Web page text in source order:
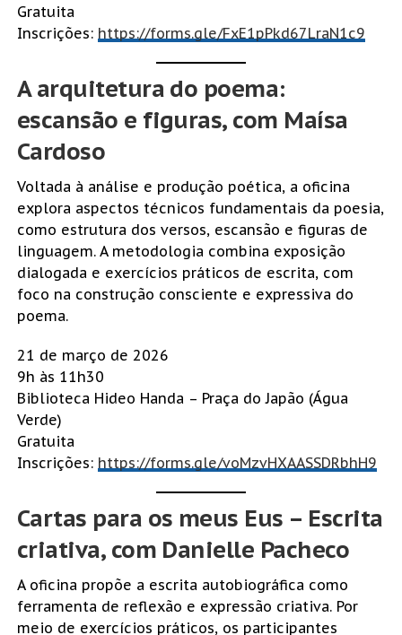
Gratuita
Inscrições: https://forms.gle/FxE1pPkd67LraN1c9
A arquitetura do poema:
escansão e figuras, com Maísa
Cardoso
Voltada à análise e produção poética, a oficina
explora aspectos técnicos fundamentais da poesia,
como estrutura dos versos, escansão e figuras de
linguagem. A metodologia combina exposição
dialogada e exercícios práticos de escrita, com
foco na construção consciente e expressiva do
poema.
21 de março de 2026
9h às 11h30
Biblioteca Hideo Handa – Praça do Japão (Água
Verde)
Gratuita
Inscrições: https://forms.gle/voMzvHXAASSDRbhH9
Cartas para os meus Eus – Escrita
criativa, com Danielle Pacheco
A oficina propõe a escrita autobiográfica como
ferramenta de reflexão e expressão criativa. Por
meio de exercícios práticos, os participantes